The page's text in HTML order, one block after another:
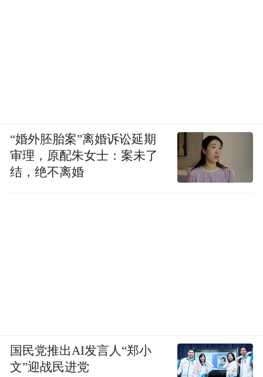
“婚外胚胎案”离婚诉讼延期
审理，原配朱女士：案未了
结，绝不离婚
国民党推出AI发言人“郑小
文”迎战民进党